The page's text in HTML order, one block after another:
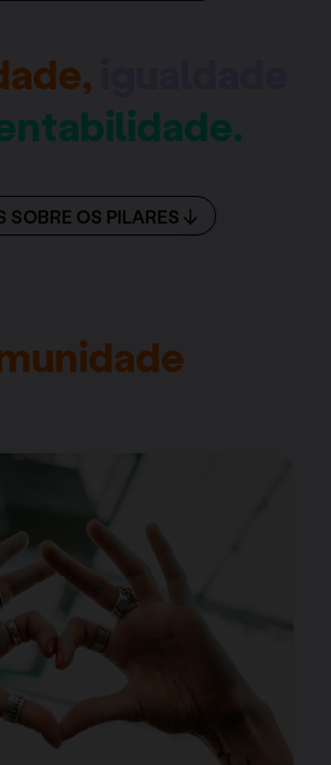
SOBRE OS PILARES